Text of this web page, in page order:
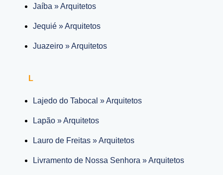
Jaíba » Arquitetos
Jequié » Arquitetos
Juazeiro » Arquitetos
L
Lajedo do Tabocal » Arquitetos
Lapão » Arquitetos
Lauro de Freitas » Arquitetos
Livramento de Nossa Senhora » Arquitetos